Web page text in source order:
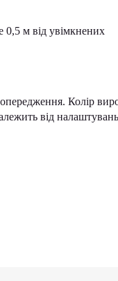
0,5 м від увімкнених
Колір
від налаштувань